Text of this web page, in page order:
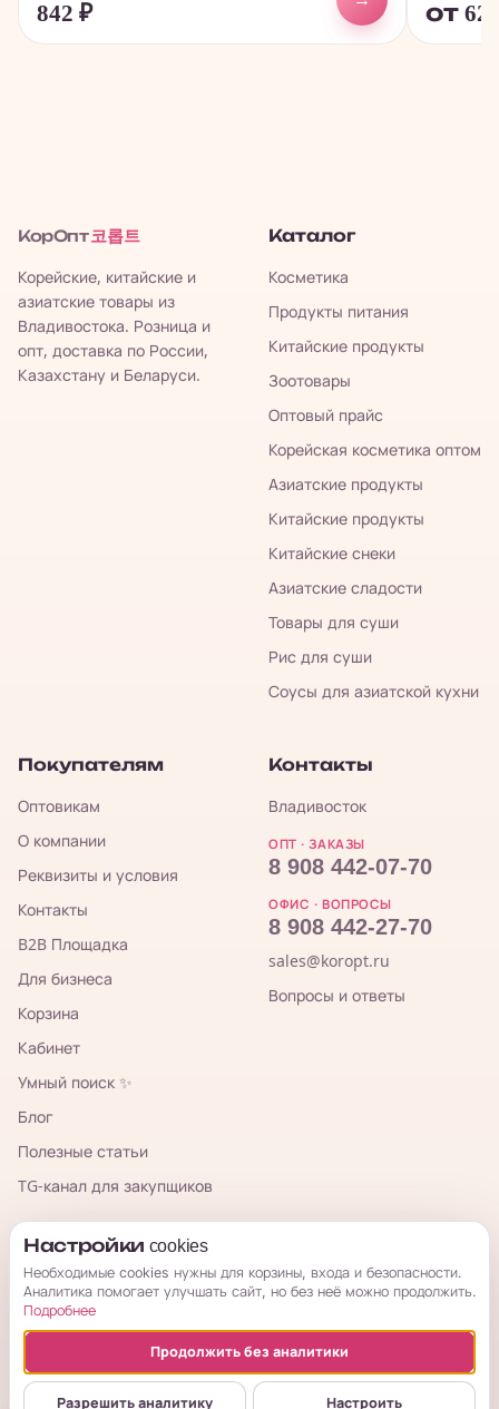
842 ₽ от
КорОпт 코롭트
Корейские, китайские и
азиатские товары из
Владивостока. Розница и
опт, доставка по России,
Казахстану и Беларуси.
Каталог
Косметика
Продукты питания
Китайские продукты
Зоотовары
Оптовый прайс
Корейская косметика оптом
Азиатские продукты
Китайские продукты
Китайские снеки
Азиатские сладости
Товары для суши
Рис для суши
Соусы для азиатской кухни
Покупателям
Оптовикам
О компании
Реквизиты и условия
Контакты
B2B Площадка
Для бизнеса
Корзина
Кабинет
Умный поиск ✨
Блог
Полезные статьи
TG-канал для закупщиков
Контакты
Владивосток
ОПТ · ЗАКАЗЫ
8 908 442-07-70
ОФИС · ВОПРОСЫ
8 908 442-27-70
sales@koropt.ru
Вопросы и ответы
КорОпт
© 2026 КорОпт. Корейские и китайские товары из Владивостока.
ИП Галицкая Мария Сергеевна · ИНН 253909697776 · ОГРНИП
Настройки cookies
Необходимые cookies нужны для корзины, входа и безопасности.
Аналитика помогает улучшать сайт, но без неё можно продолжить.
Подробнее
Продолжить без аналитики
Разрешить аналитику Настроить